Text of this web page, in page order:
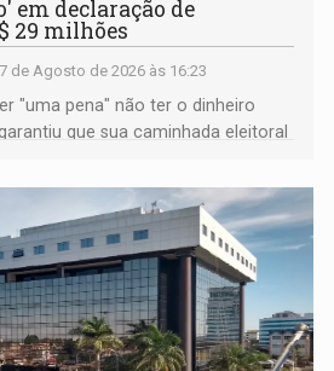
em declaração de
29 milhões
de Agosto de 2026 às 16:23
"uma pena" não ter o dinheiro
que sua caminhada eleitoral